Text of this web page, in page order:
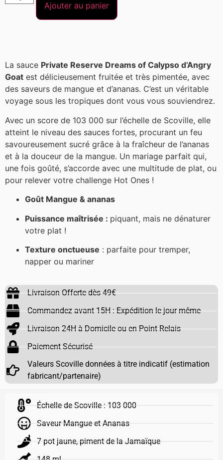
Ajouter au panier
La sauce Private Reserve Dreams of Calypso d’Angry
Goat est délicieusement fruitée et très pimentée, avec
des saveurs de mangue et d’ananas. C’est un véritable
voyage sous les tropiques dont vous vous souviendrez.
Avec un score de 103 000 sur l’échelle de Scoville, elle
atteint le niveau des sauces fortes, procurant un feu
savoureusement sucré grâce à la fraîcheur de l’ananas
et à la douceur de la mangue. Un mariage parfait qui,
une fois goûté, s’accorde avec une multitude de plat, ou
pour relever votre challenge Hot Ones !
Goût Mangue & ananas
Puissance maîtrisée : piquant, mais ne dénaturer
votre plat !
Texture onctueuse : parfaite pour tremper,
napper ou mariner
Livraison Offerte dès 49€
Commandez avant 15H : Expédition le jour même
Livraison 24H à Domicile ou en Point Relais
Paiement Sécurisé
Valeurs Scoville données à titre indicatif (estimation
fabricant/partenaire)
Échelle de Scoville : 103 000
Saveur Mangue et Ananas
7 pot jaune, piment de la Jamaïque